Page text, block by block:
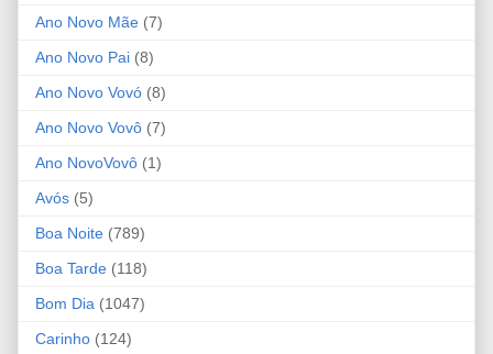
Ano Novo Mãe (7)
Ano Novo Pai (8)
Ano Novo Vovó (8)
Ano Novo Vovô (7)
Ano NovoVovô (1)
Avós (5)
Boa Noite (789)
Boa Tarde (118)
Bom Dia (1047)
Carinho (124)